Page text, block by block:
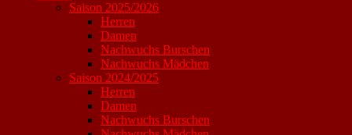
Saison 2025/2026
Herren
Damen
Nachwuchs Burschen
Nachwuchs Mädchen
Saison 2024/2025
Herren
Damen
Nachwuchs Burschen